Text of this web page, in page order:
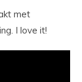
met
I love it!